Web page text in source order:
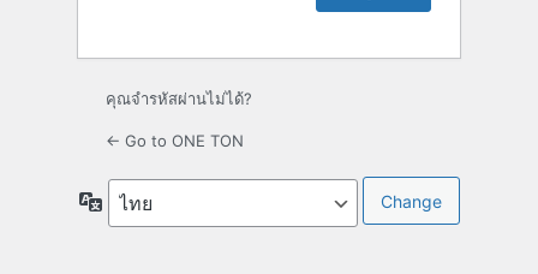
คุณจำรหัสผ่านไม่ได้?
← Go to ONE TON
Language